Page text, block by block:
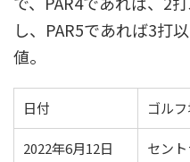
し、PAR5であれば3打
値。
日付 ゴル
2022年6月12日
セン